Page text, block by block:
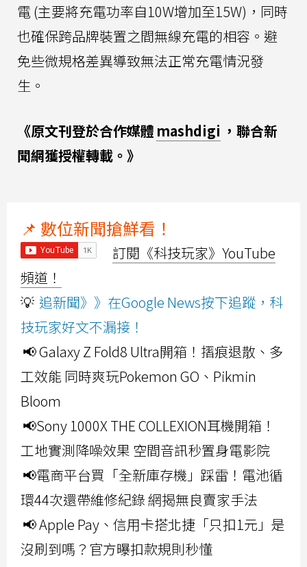
電 (主要將充電功率自10W增加至15W)，同時
也確保跨品牌裝置之間無線充電的相容。避
免些微規格差異導致無法正常充電情況發
生。
《原文刊登於合作媒體 mashdigi ，聯合新
聞網獲授權轉載。》
📌 數位新聞搶鮮看！
訂閱《科技玩家》YouTube
頻道！
💡 追新聞》》在Google News按下追蹤，科
技玩家好文不漏接！
📢 Galaxy Z Fold8 Ultra開箱！摺痕退散、多
工效能 同時爽玩Pokemon GO、Pikmin
Bloom
📢Sony 1000X THE COLLEXION耳機開箱！
工地實測降噪效果 空間音訊秒置身電影院
📢電商平台買「全新庫存機」踩雷！電池循
環44次還帶維修紀錄 網揭無良賣家手法
📢 Apple Pay、信用卡搭北捷「只扣1元」是
沒刷到嗎？官方曝扣款規則秒懂